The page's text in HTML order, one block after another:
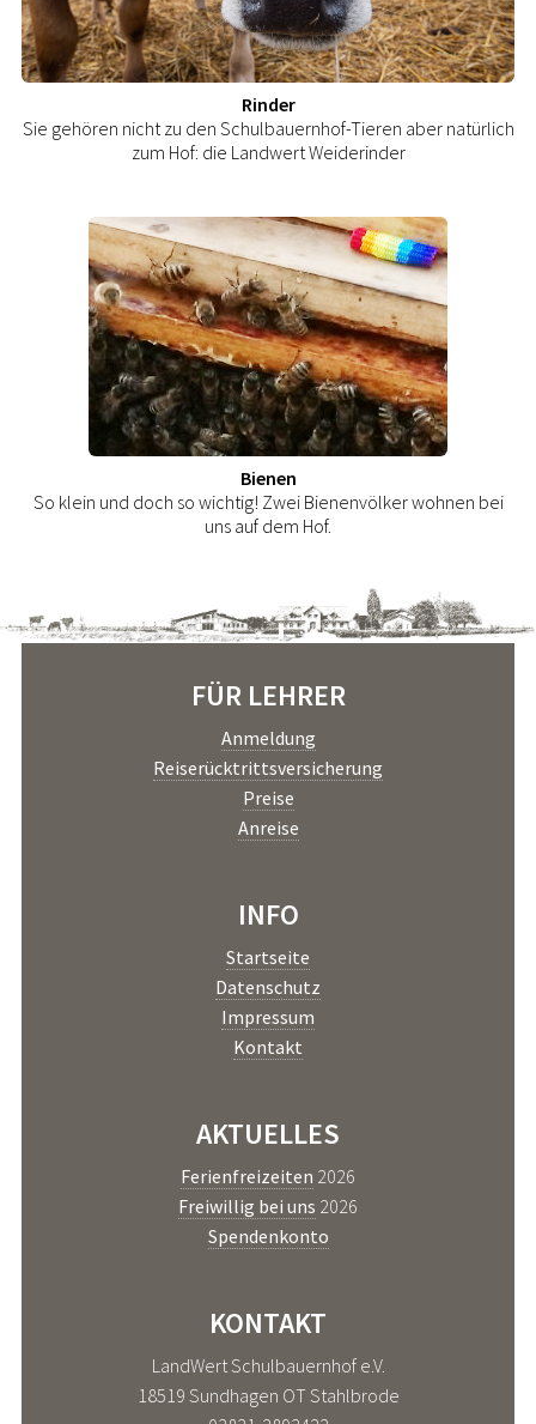
Rinder
Sie gehören nicht zu den Schulbauernhof-Tieren aber natürlich
zum Hof: die Landwert Weiderinder
Bienen
So klein und doch so wichtig! Zwei Bienenvölker wohnen bei
uns auf dem Hof.
FÜR LEHRER
Anmeldung
Reiserücktrittsversicherung
Preise
Anreise
INFO
Startseite
Datenschutz
Impressum
Kontakt
AKTUELLES
Ferienfreizeiten 2026
Freiwillig bei uns 2026
Spendenkonto
KONTAKT
LandWert Schulbauernhof e.V.
18519 Sundhagen OT Stahlbrode